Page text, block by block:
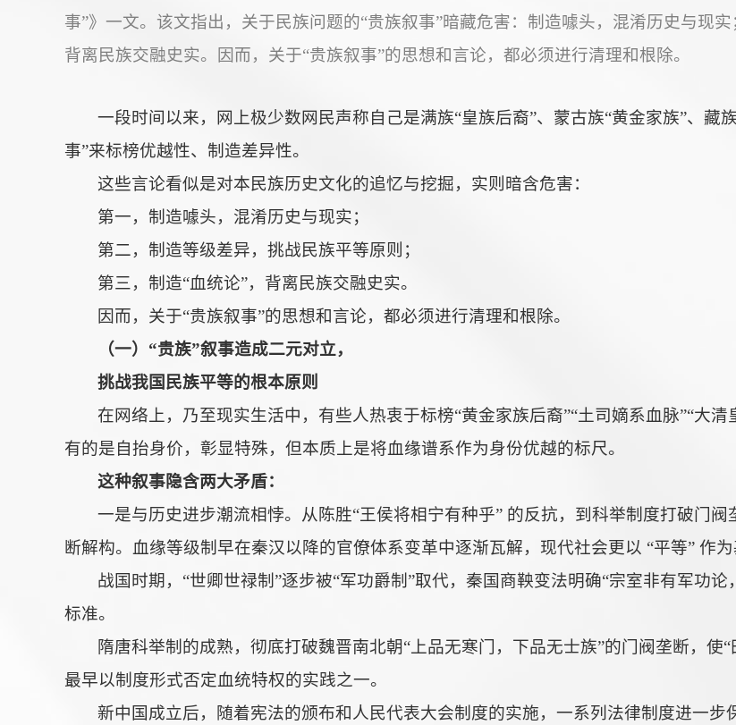
事”》一文。该文指出，关于民族问题的“贵族叙事”暗藏危害：制造噱头，混淆历史与现
背离民族交融史实。因而，关于“贵族叙事”的思想和言论，都必须进行清理和根除。
一段时间以来，网上极少数网民声称自己是满族“皇族后裔”、蒙古族“黄金家族”、
事”来标榜优越性、制造差异性。
这些言论看似是对本民族历史文化的追忆与挖掘，实则暗含危害：
第一，制造噱头，混淆历史与现实；
第二，制造等级差异，挑战民族平等原则；
第三，制造“血统论”，背离民族交融史实。
因而，关于“贵族叙事”的思想和言论，都必须进行清理和根除。
（一）“贵族”叙事造成二元对立，
挑战我国民族平等的根本原则
在网络上，乃至现实生活中，有些人热衷于标榜“黄金家族后裔”“土司嫡系血脉”“大
有的是自抬身价，彰显特殊，但本质上是将血缘谱系作为身份优越的标尺。
这种叙事隐含两大矛盾：
一是与历史进步潮流相悖。从陈胜“王侯将相宁有种乎” 的反抗，到科举制度打破门
断解构。血缘等级制早在秦汉以降的官僚体系变革中逐渐瓦解，现代社会更以 “平等” 作为
战国时期，“世卿世禄制”逐步被“军功爵制”取代，秦国商鞅变法明确“宗室非有军功
标准。
隋唐科举制的成熟，彻底打破魏晋南北朝“上品无寒门，下品无士族”的门阀垄断，使
最早以制度形式否定血统特权的实践之一。
新中国成立后，随着宪法的颁布和人民代表大会制度的实施，一系列法律制度进一